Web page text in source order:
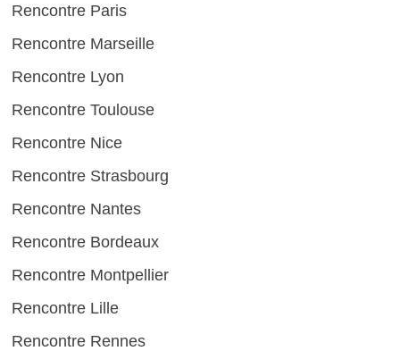
Rencontre Paris
Rencontre Marseille
Rencontre Lyon
Rencontre Toulouse
Rencontre Nice
Rencontre Strasbourg
Rencontre Nantes
Rencontre Bordeaux
Rencontre Montpellier
Rencontre Lille
Rencontre Rennes